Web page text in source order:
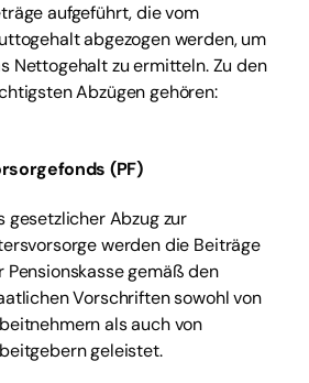
aufgeführt, die vom
abgezogen werden, um
Nettogehalt zu ermitteln. Zu den
Abzügen gehören:
(PF)
gesetzlicher Abzug zur
werden die Beiträge
Pensionskasse gemäß den
Vorschriften sowohl von
als auch von
geleistet.